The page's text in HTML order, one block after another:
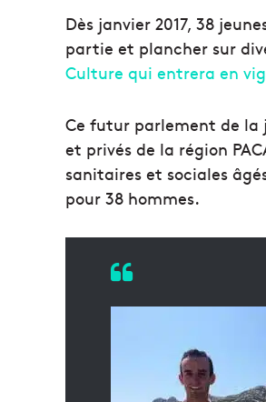
Dès janvier 2017, 38
partie et plancher sur
Culture qui entrera en
Ce futur parlement de la
et privés de la région
sanitaires et sociales
pour 38 hommes.